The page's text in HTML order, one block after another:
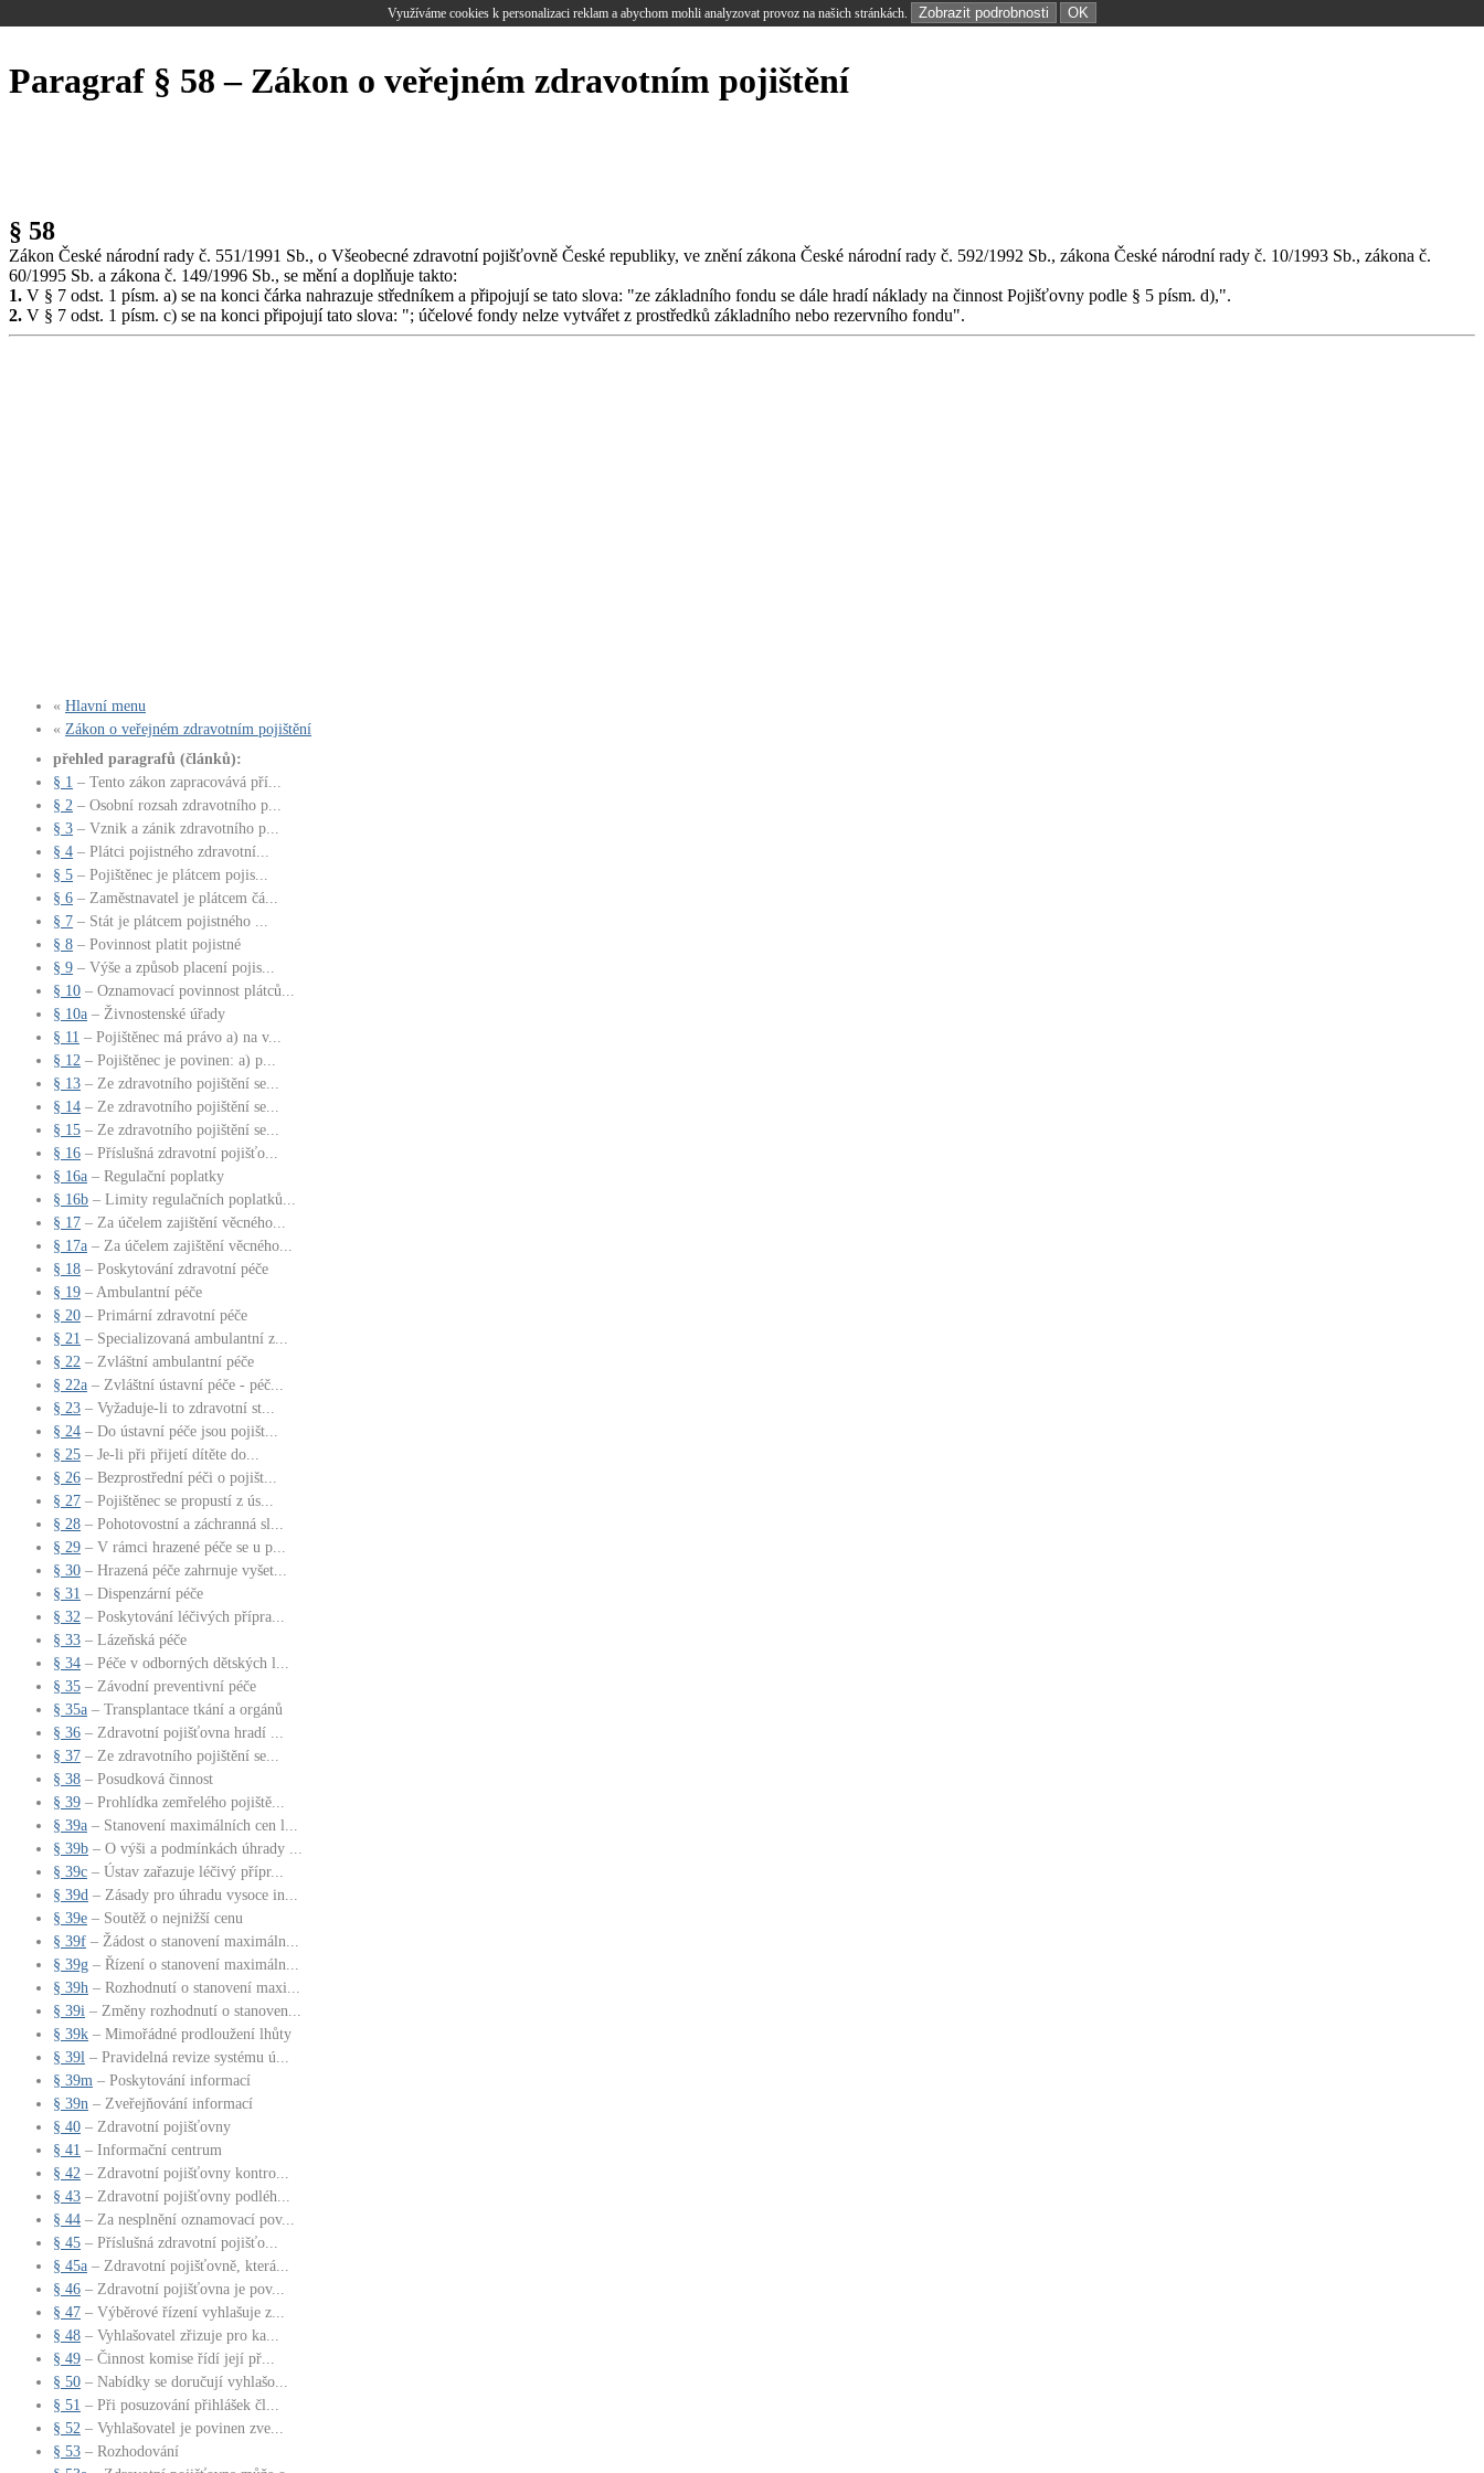
Využíváme cookies k personalizaci reklam a abychom mohli analyzovat provoz na našich stránkách. Zobrazit podrobnosti OK
Paragraf § 58 – Zákon o veřejném zdravotním pojištění
§ 58
Zákon České národní rady č. 551/1991 Sb., o Všeobecné zdravotní pojišťovně České republiky, ve znění zákona České národní rady č. 592/1992 Sb., zákona České národní rady č. 10/1993 Sb., zákona č.
60/1995 Sb. a zákona č. 149/1996 Sb., se mění a doplňuje takto:
1. V § 7 odst. 1 písm. a) se na konci čárka nahrazuje středníkem a připojují se tato slova: "ze základního fondu se dále hradí náklady na činnost Pojišťovny podle § 5 písm. d),".
2. V § 7 odst. 1 písm. c) se na konci připojují tato slova: "; účelové fondy nelze vytvářet z prostředků základního nebo rezervního fondu".
« Hlavní menu
« Zákon o veřejném zdravotním pojištění
přehled paragrafů (článků):
§ 1 – Tento zákon zapracovává pří...
§ 2 – Osobní rozsah zdravotního p...
§ 3 – Vznik a zánik zdravotního p...
§ 4 – Plátci pojistného zdravotní...
§ 5 – Pojištěnec je plátcem pojis...
§ 6 – Zaměstnavatel je plátcem čá...
§ 7 – Stát je plátcem pojistného ...
§ 8 – Povinnost platit pojistné
§ 9 – Výše a způsob placení pojis...
§ 10 – Oznamovací povinnost plátců...
§ 10a – Živnostenské úřady
§ 11 – Pojištěnec má právo a) na v...
§ 12 – Pojištěnec je povinen: a) p...
§ 13 – Ze zdravotního pojištění se...
§ 14 – Ze zdravotního pojištění se...
§ 15 – Ze zdravotního pojištění se...
§ 16 – Příslušná zdravotní pojišťo...
§ 16a – Regulační poplatky
§ 16b – Limity regulačních poplatků...
§ 17 – Za účelem zajištění věcného...
§ 17a – Za účelem zajištění věcného...
§ 18 – Poskytování zdravotní péče
§ 19 – Ambulantní péče
§ 20 – Primární zdravotní péče
§ 21 – Specializovaná ambulantní z...
§ 22 – Zvláštní ambulantní péče
§ 22a – Zvláštní ústavní péče - péč...
§ 23 – Vyžaduje-li to zdravotní st...
§ 24 – Do ústavní péče jsou pojišt...
§ 25 – Je-li při přijetí dítěte do...
§ 26 – Bezprostřední péči o pojišt...
§ 27 – Pojištěnec se propustí z ús...
§ 28 – Pohotovostní a záchranná sl...
§ 29 – V rámci hrazené péče se u p...
§ 30 – Hrazená péče zahrnuje vyšet...
§ 31 – Dispenzární péče
§ 32 – Poskytování léčivých přípra...
§ 33 – Lázeňská péče
§ 34 – Péče v odborných dětských l...
§ 35 – Závodní preventivní péče
§ 35a – Transplantace tkání a orgánů
§ 36 – Zdravotní pojišťovna hradí ...
§ 37 – Ze zdravotního pojištění se...
§ 38 – Posudková činnost
§ 39 – Prohlídka zemřelého pojiště...
§ 39a – Stanovení maximálních cen l...
§ 39b – O výši a podmínkách úhrady ...
§ 39c – Ústav zařazuje léčivý přípr...
§ 39d – Zásady pro úhradu vysoce in...
§ 39e – Soutěž o nejnižší cenu
§ 39f – Žádost o stanovení maximáln...
§ 39g – Řízení o stanovení maximáln...
§ 39h – Rozhodnutí o stanovení maxi...
§ 39i – Změny rozhodnutí o stanoven...
§ 39k – Mimořádné prodloužení lhůty
§ 39l – Pravidelná revize systému ú...
§ 39m – Poskytování informací
§ 39n – Zveřejňování informací
§ 40 – Zdravotní pojišťovny
§ 41 – Informační centrum
§ 42 – Zdravotní pojišťovny kontro...
§ 43 – Zdravotní pojišťovny podléh...
§ 44 – Za nesplnění oznamovací pov...
§ 45 – Příslušná zdravotní pojišťo...
§ 45a – Zdravotní pojišťovně, která...
§ 46 – Zdravotní pojišťovna je pov...
§ 47 – Výběrové řízení vyhlašuje z...
§ 48 – Vyhlašovatel zřizuje pro ka...
§ 49 – Činnost komise řídí její př...
§ 50 – Nabídky se doručují vyhlašo...
§ 51 – Při posuzování přihlášek čl...
§ 52 – Vyhlašovatel je povinen zve...
§ 53 – Rozhodování